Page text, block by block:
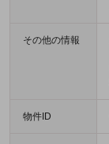
その他の情報
物件ID